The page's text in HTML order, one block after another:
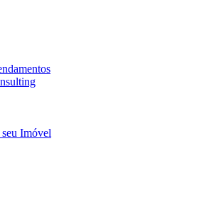
Imóvel